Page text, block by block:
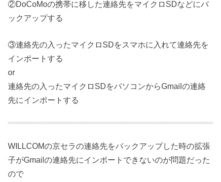
②DoCoMoの携帯に移した連絡先をマイクロSDなどにバ
ックアップする
③連絡先の入ったマイクロSDをスマホに入れて連絡先を
インポートする
or
連絡先の入ったマイクロSDをパソコンからGmailの連絡
先にインポートする
WILLCOMの京セラの連絡先をバックアップした時の拡張
子がGmailの連絡先にインポートできないのが問題だった
ので